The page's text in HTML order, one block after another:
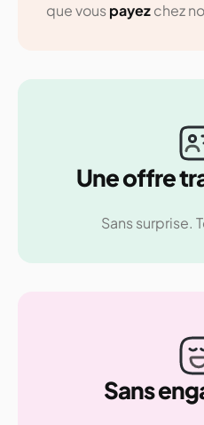
que vouspayezchez
Une offre
Sans surprise.
Sans